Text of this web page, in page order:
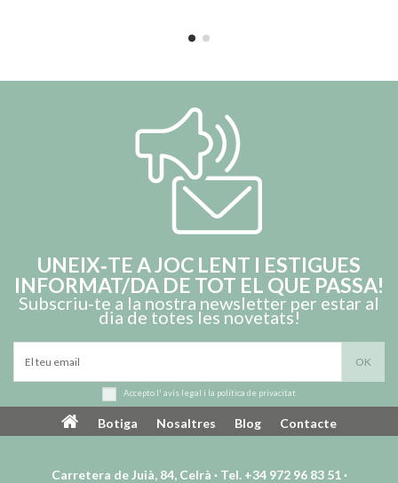
UNEIX‑TE A JOC LENT I ESTIGUES
INFORMAT/DA DE TOT EL QUE PASSA!
Subscriu‑te a la nostra newsletter per estar al
dia de totes les novetats!
Accepto l' avís legal i la política de privacitat
Botiga Nosaltres Blog Contacte
Carretera de Juià, 84, Celrà · Tel. +34 972 96 83 51 ·